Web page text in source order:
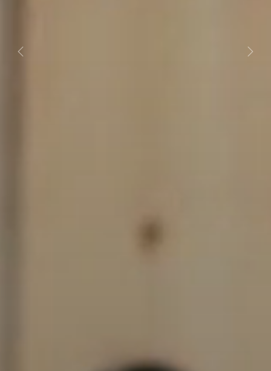
Previous Next